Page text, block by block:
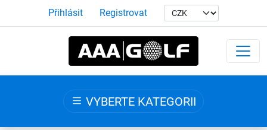
Přihlásit Registrovat
VYBERTE KATEGORII